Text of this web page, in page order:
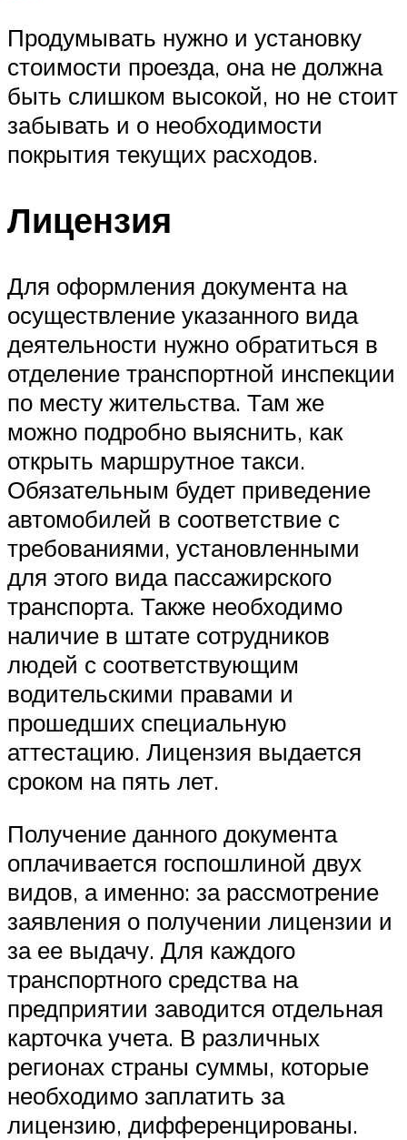
Продумывать нужно и установку
стоимости проезда, она не должна
быть слишком высокой, но не стоит
забывать и о необходимости
покрытия текущих расходов.
Лицензия
Для оформления документа на
осуществление указанного вида
деятельности нужно обратиться в
отделение транспортной инспекции
по месту жительства. Там же
можно подробно выяснить, как
открыть маршрутное такси.
Обязательным будет приведение
автомобилей в соответствие с
требованиями, установленными
для этого вида пассажирского
транспорта. Также необходимо
наличие в штате сотрудников
людей с соответствующим
водительскими правами и
прошедших специальную
аттестацию. Лицензия выдается
сроком на пять лет.
Получение данного документа
оплачивается госпошлиной двух
видов, а именно: за рассмотрение
заявления о получении лицензии и
за ее выдачу. Для каждого
транспортного средства на
предприятии заводится отдельная
карточка учета. В различных
регионах страны суммы, которые
необходимо заплатить за
лицензию, дифференцированы.